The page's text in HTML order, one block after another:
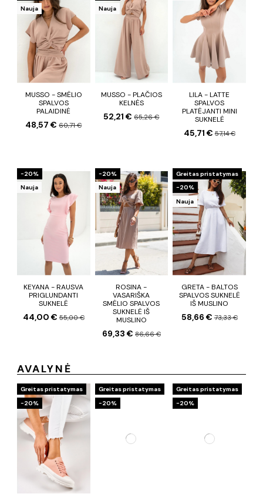
Nauja
MUSSO - SMĖLIO
SPALVOS
PALAIDINĖ
48,57 €60,71 €
Nauja
MUSSO - PLAČIOS
KELNĖS
52,21 €65,26 €
LILA - LATTE
SPALVOS
PLATĖJANTI MINI
SUKNELĖ
45,71 €57,14 €
−20%
Nauja
KEYANA - RAUSVA
PRIGLUNDANTI
SUKNELĖ
44,00 €55,00 €
−20%
Nauja
ROSINA -
VASARIŠKA
SMĖLIO SPALVOS
SUKNELĖ IŠ
MUSLINO
69,33 € 86,66 €
Greitas pristatymas
−20%
Nauja
GRETA - BALTOS
SPALVOS SUKNELĖ
IŠ MUSLINO
58,66 €73,33 €
AVALYNĖ
Greitas pristatymas
−20%
Greitas pristatymas
−20%
Greitas pristatymas
−20%